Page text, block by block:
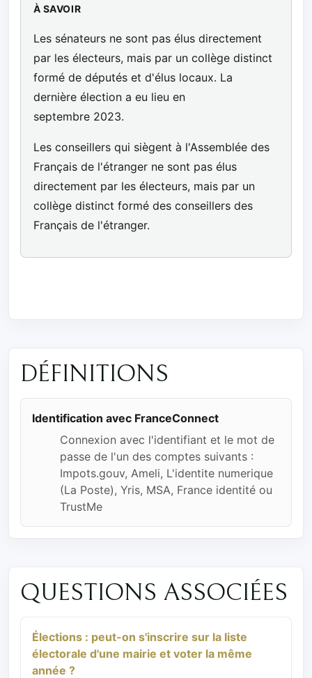
À SAVOIR
Les sénateurs ne sont pas élus directement
par les électeurs, mais par un collège distinct
formé de députés et d'élus locaux. La
dernière élection a eu lieu en
septembre 2023.
Les conseillers qui siègent à l'Assemblée des
Français de l'étranger ne sont pas élus
directement par les électeurs, mais par un
collège distinct formé des conseillers des
Français de l'étranger.
DÉFINITIONS
Identification avec FranceConnect
Connexion avec l'identifiant et le mot de
passe de l'un des comptes suivants :
Impots.gouv, Ameli, L'identite numerique
(La Poste), Yris, MSA, France identité ou
TrustMe
QUESTIONS ASSOCIÉES
Élections : peut-on s'inscrire sur la liste
électorale d'une mairie et voter la même
année ?